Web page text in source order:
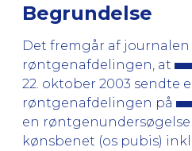
Begrundelse
Det fremgår af journalen
røntgenafdelingen, at
22. oktober 2003 sendte
røntgenafdelingen på
en
kønsbenet (os pubis)